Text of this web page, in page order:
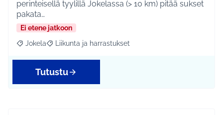
perinteisellä tyylillä Jokelassa (> 10 km) pitää sukset
pakata…
Ei etene jatkoon
Rajaa tulokset aihepiirin mukaan: Jokela
Jokela Rajaa tulokset teeman mukaan: Liikunta ja
Liikunta ja harrastukset
Tutustu